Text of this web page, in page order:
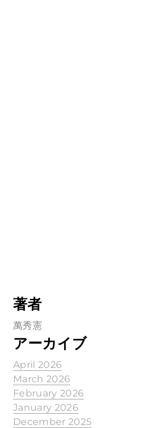
著者
萬秀憲
アーカイブ
April 2026
March 2026
February 2026
January 2026
December 2025